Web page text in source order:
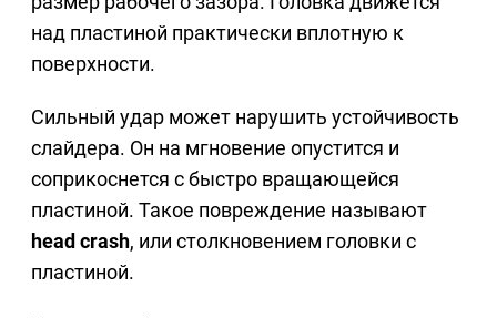
над пластиной практически вплотную к
поверхности.
Сильный удар может нарушить устойчивость
слайдера. Он на мгновение опустится и
соприкоснется с быстро вращающейся
пластиной. Такое повреждение называют
head crash, или столкновением головки с
пластиной.